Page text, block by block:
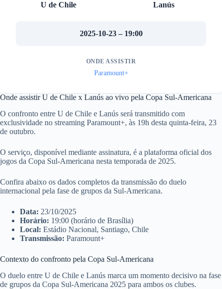
U de Chile
Lanús
2025-10-23 – 19:00
ONDE ASSISTIR
Paramount+
Onde assistir U de Chile x Lanús ao vivo pela Copa Sul-Americana
O confronto entre U de Chile e Lanús será transmitido com
exclusividade no streaming Paramount+, às 19h desta quinta-feira, 23
de outubro.
O serviço, disponível mediante assinatura, é a plataforma oficial dos
jogos da Copa Sul-Americana nesta temporada de 2025.
Confira abaixo os dados completos da transmissão do duelo
internacional pela fase de grupos da Sul-Americana.
Data: 23/10/2025
Horário: 19:00 (horário de Brasília)
Local: Estádio Nacional, Santiago, Chile
Transmissão: Paramount+
Contexto do confronto pela Copa Sul-Americana
O duelo entre U de Chile e Lanús marca um momento decisivo na fase
de grupos da Copa Sul-Americana 2025 para ambos os clubes.